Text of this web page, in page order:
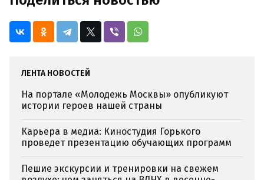
ЛЕНТА НОВОСТЕЙ
На портале «Молодежь Москвы» опубликуют
истории героев нашей страны
Карьера в медиа: Киностудия Горького
проведет презентацию обучающих программ
Пешие экскурсии и тренировки на свежем